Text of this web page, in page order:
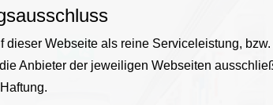
dieser Webseite als reine Serviceleistung,
Anbieter der jeweiligen Webseiten